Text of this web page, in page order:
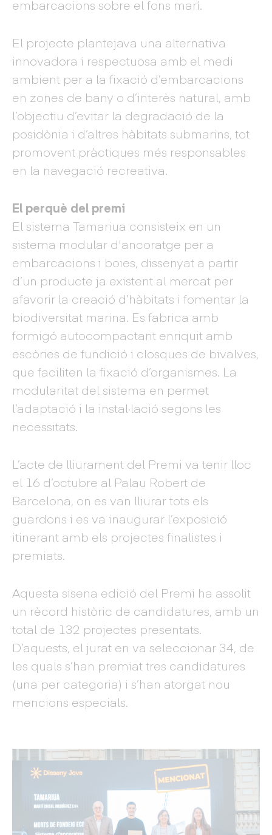
embarcacions sobre el fons marí.
El projecte plantejava una alternativa
innovadora i respectuosa amb el medi
ambient per a la fixació d’embarcacions
en zones de bany o d’interès natural, amb
l’objectiu d’evitar la degradació de la
posidònia i d’altres hàbitats submarins, tot
promovent pràctiques més responsables
en la navegació recreativa.
El perquè del premi
El sistema Tamariua consisteix en un
sistema modular d'ancoratge per a
embarcacions i boies, dissenyat a partir
d’un producte ja existent al mercat per
afavorir la creació d’hàbitats i fomentar la
biodiversitat marina. Es fabrica amb
formigó autocompactant enriquit amb
escòries de fundició i closques de bivalves,
que faciliten la fixació d’organismes. La
modularitat del sistema en permet
l’adaptació i la instal·lació segons les
necessitats.
L’acte de lliurament del Premi va tenir lloc
el 16 d’octubre al Palau Robert de
Barcelona, on es van lliurar tots els
guardons i es va inaugurar l’exposició
itinerant amb els projectes finalistes i
premiats.
Aquesta sisena edició del Premi ha assolit
un rècord històric de candidatures, amb un
total de 132 projectes presentats.
D’aquests, el jurat en va seleccionar 34, de
les quals s’han premiat tres candidatures
(una per categoria) i s’han atorgat nou
mencions especials.